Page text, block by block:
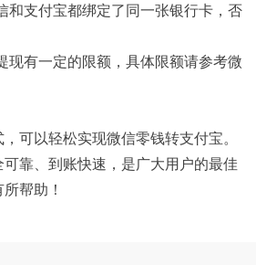
和支付宝都绑定了同一张银行卡，否
现有一定的限额，具体限额请参考微
可以轻松实现微信零钱转支付宝。
靠、到账快速，是广大用户的最佳
帮助！